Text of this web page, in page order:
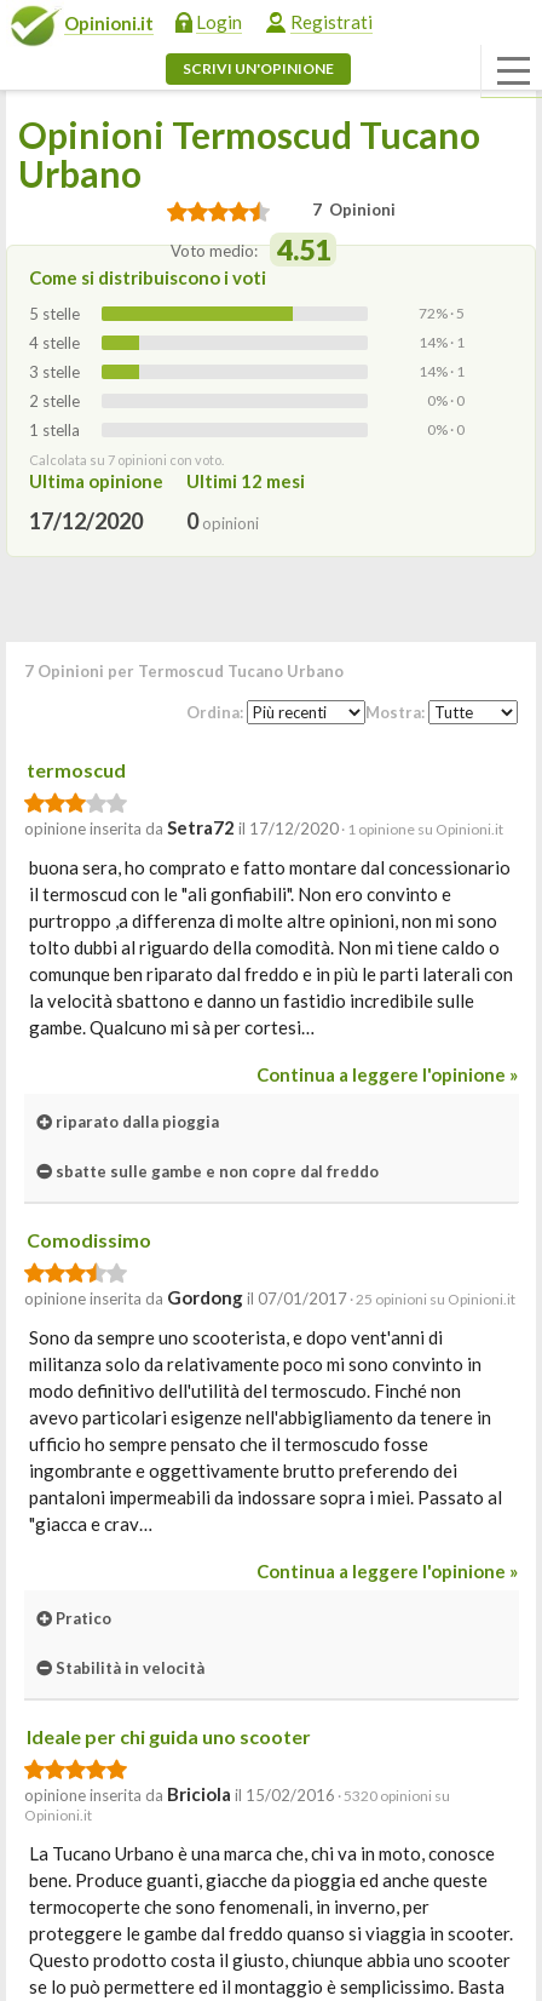
Opinioni.it Login Registrati
SCRIVI UN'OPINIONE
Opinioni Termoscud Tucano
Urbano
7 Opinioni
Voto medio: 4.51
Come si distribuiscono i voti
5 stelle 72% · 5
4 stelle 14% · 1
3 stelle 14% · 1
2 stelle 0% · 0
1 stella 0% · 0
Calcolata su 7 opinioni con voto.
Ultima opinione
17/12/2020
Ultimi 12 mesi
0opinioni
7 Opinioni per Termoscud Tucano Urbano
Ordina: Mostra:
termoscud
opinione inserita da Setra72 il 17/12/2020 · 1 opinione su Opinioni.it
buona sera, ho comprato e fatto montare dal concessionario
il termoscud con le "ali gonfiabili". Non ero convinto e
purtroppo ,a differenza di molte altre opinioni, non mi sono
tolto dubbi al riguardo della comodità. Non mi tiene caldo o
comunque ben riparato dal freddo e in più le parti laterali con
la velocità sbattono e danno un fastidio incredibile sulle
gambe. Qualcuno mi sà per cortesi…
Continua a leggere l'opinione »
riparato dalla pioggia
sbatte sulle gambe e non copre dal freddo
Comodissimo
opinione inserita da Gordongil 07/01/2017 · 25 opinioni su Opinioni.it
Sono da sempre uno scooterista, e dopo vent'anni di
militanza solo da relativamente poco mi sono convinto in
modo definitivo dell'utilità del termoscudo. Finché non
avevo particolari esigenze nell'abbigliamento da tenere in
ufficio ho sempre pensato che il termoscudo fosse
ingombrante e oggettivamente brutto preferendo dei
pantaloni impermeabili da indossare sopra i miei. Passato al
"giacca e crav…
Continua a leggere l'opinione »
Pratico
Stabilità in velocità
Ideale per chi guida uno scooter
opinione inserita da Briciola il 15/02/2016 · 5320 opinioni su
Opinioni.it
La Tucano Urbano è una marca che, chi va in moto, conosce
bene. Produce guanti, giacche da pioggia ed anche queste
termocoperte che sono fenomenali, in inverno, per
proteggere le gambe dal freddo quanso si viaggia in scooter.
Questo prodotto costa il giusto, chiunque abbia uno scooter
se lo può permettere ed il montaggio è semplicissimo. Basta